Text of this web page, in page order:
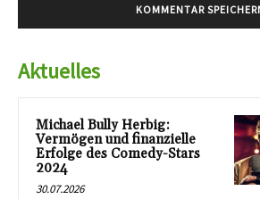
Aktuelles
Michael Bully Herbig:
Vermögen und finanzielle
Erfolge des Comedy-Stars
2024
30.07.2026